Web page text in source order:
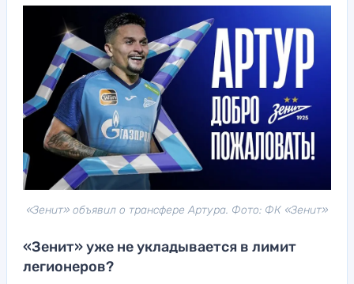
«Зенит» объявил о трансфере Артура. Фото: ФК «Зенит»
«Зенит» уже не укладывается в лимит
легионеров?